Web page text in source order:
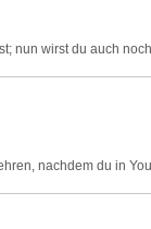
nun wirst du auch
nachdem du in